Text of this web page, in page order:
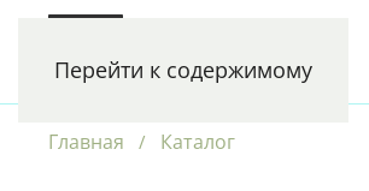
Перейти к содержимому
ФАСАДНЫЙ ПРЕМИУМ
Главная Каталог